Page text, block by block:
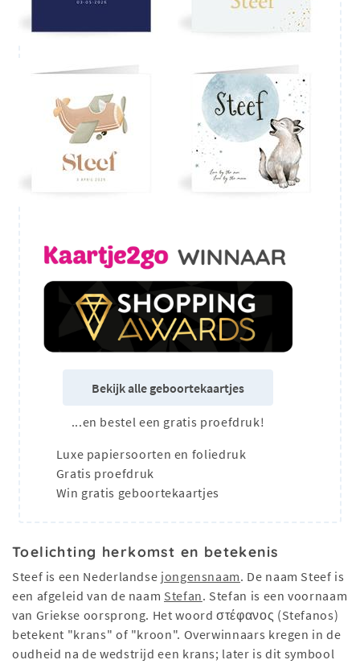
Bekijk alle geboortekaartjes
...en bestel een gratis proefdruk!
Luxe papiersoorten en foliedruk
Gratis proefdruk
Win gratis geboortekaartjes
Toelichting herkomst en betekenis
Steef is een Nederlandse jongensnaam. De naam Steef is
een afgeleid van de naam Stefan. Stefan is een voornaam
van Griekse oorsprong. Het woord στέφανος (Stefanos)
betekent "krans" of "kroon". Overwinnaars kregen in de
oudheid na de wedstrijd een krans; later is dit symbool